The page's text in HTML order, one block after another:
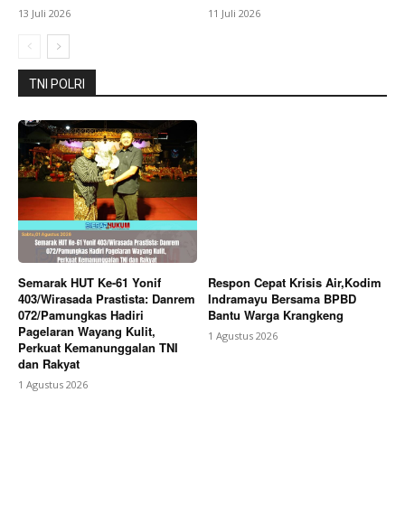
Company
Contact us
Subscription Plans
My account
Bagikan Artikel
Berita Lainnya Laporan Dugaan Remaja Bawa Sajam
di Wiradesa Ditindaklanjuti, Polres Pekalongan
Lakukan Pengecekan
13 Juli 2026 11 Juli 2026
TNI POLRI
Semarak HUT Ke-61 Yonif
403/Wirasada Prastista: Danrem
072/Pamungkas Hadiri
Pagelaran Wayang Kulit,
Perkuat Kemanunggalan TNI
dan Rakyat
1 Agustus 2026
Respon Cepat Krisis Air,Kodim
Indramayu Bersama BPBD
Bantu Warga Krangkeng
1 Agustus 2026